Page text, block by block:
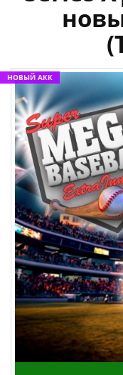
НОВЫЙ АКК